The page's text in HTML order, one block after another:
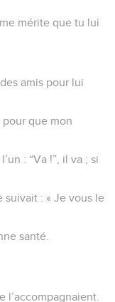
mérite que tu lui
amis pour lui
pour que mon
: “Va !”, il va ; si
suivait : « Je vous le
santé.